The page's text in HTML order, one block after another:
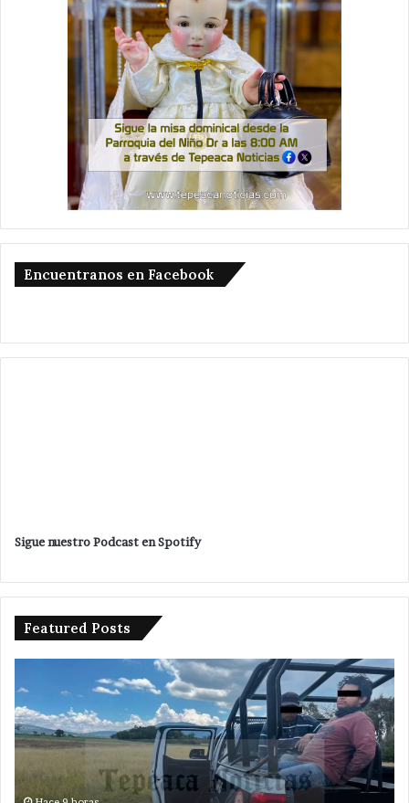
Encuentranos en Facebook
Sigue nuestro Podcast en Spotify
Featured Posts
Tepeaca
red
en